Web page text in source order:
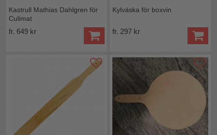
Kastrull Mathias Dahlgren för
Culimat
fr. 649 kr
Kylväska för boxvin
fr. 297 kr